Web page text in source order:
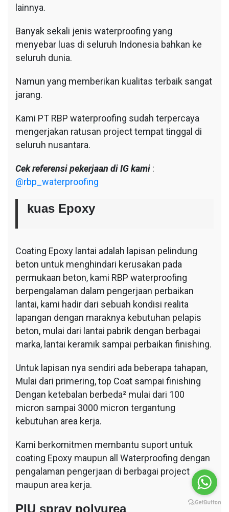
lainnya.
Banyak sekali jenis waterproofing yang
menyebar luas di seluruh Indonesia bahkan ke
seluruh dunia.
Namun yang memberikan kualitas terbaik sangat
jarang.
Kami PT RBP waterproofing sudah terpercaya
mengerjakan ratusan project tempat tinggal di
seluruh nusantara.
Cek referensi pekerjaan di IG kami :
@rbp_waterproofing
kuas Epoxy
Coating Epoxy lantai adalah lapisan pelindung
beton untuk menghindari kerusakan pada
permukaan beton, kami RBP waterproofing
berpengalaman dalam pengerjaan perbaikan
lantai, kami hadir dari sebuah kondisi realita
lapangan dengan maraknya kebutuhan pelapis
beton, mulai dari lantai pabrik dengan berbagai
marka, lantai keramik sampai perbaikan finishing.
Untuk lapisan nya sendiri ada beberapa tahapan,
Mulai dari primering, top Coat sampai finishing
Dengan ketebalan berbeda² mulai dari 100
micron sampai 3000 micron tergantung
kebutuhan area kerja.
Kami berkomitmen membantu suport untuk
coating Epoxy maupun all Waterproofing dengan
pengalaman pengerjaan di berbagai project
maupun area kerja.
PIU spray polyurea